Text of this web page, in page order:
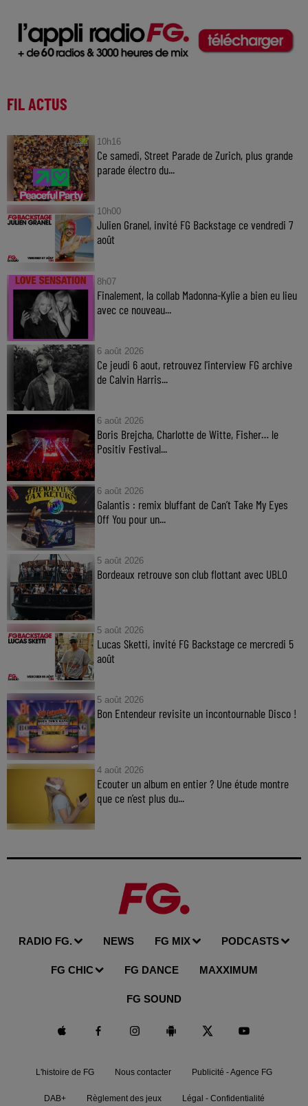
FIL ACTUS
10h16
Ce samedi, Street Parade de Zurich, plus grande
parade électro du...
10h00
Julien Granel, invité FG Backstage ce vendredi 7
août
8h07
Finalement, la collab Madonna-Kylie a bien eu lieu
avec ce nouveau...
6 août 2026
Ce jeudi 6 aout, retrouvez l'interview FG archive
de Calvin Harris...
6 août 2026
Boris Brejcha, Charlotte de Witte, Fisher… le
Positiv Festival...
6 août 2026
Galantis : remix bluffant de Can’t Take My Eyes
Off You pour un...
5 août 2026
Bordeaux retrouve son club flottant avec UBLO
5 août 2026
Lucas Sketti, invité FG Backstage ce mercredi 5
août
5 août 2026
Bon Entendeur revisite un incontournable Disco !
4 août 2026
Ecouter un album en entier ? Une étude montre
que ce n’est plus du...
RADIO FG. NEWS FG MIX PODCASTS
FG CHIC FG DANCE MAXXIMUM
FG SOUND
L'histoire de FG Nous contacter Publicité - Agence FG
DAB+ Règlement des jeux Légal - Confidentialité